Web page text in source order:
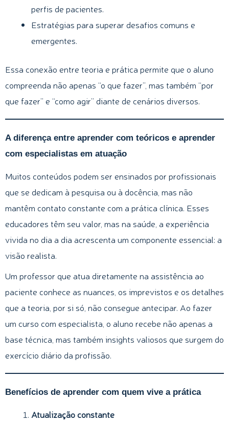
perfis de pacientes.
Estratégias para superar desafios comuns e
emergentes.
Essa conexão entre teoria e prática permite que o aluno
compreenda não apenas “o que fazer”, mas também “por
que fazer” e “como agir” diante de cenários diversos.
A diferença entre aprender com teóricos e aprender
com especialistas em atuação
Muitos conteúdos podem ser ensinados por profissionais
que se dedicam à pesquisa ou à docência, mas não
mantêm contato constante com a prática clínica. Esses
educadores têm seu valor, mas na saúde, a experiência
vivida no dia a dia acrescenta um componente essencial: a
visão realista.
Um professor que atua diretamente na assistência ao
paciente conhece as nuances, os imprevistos e os detalhes
que a teoria, por si só, não consegue antecipar. Ao fazer
um curso com especialista, o aluno recebe não apenas a
base técnica, mas também insights valiosos que surgem do
exercício diário da profissão.
Benefícios de aprender com quem vive a prática
Atualização constante